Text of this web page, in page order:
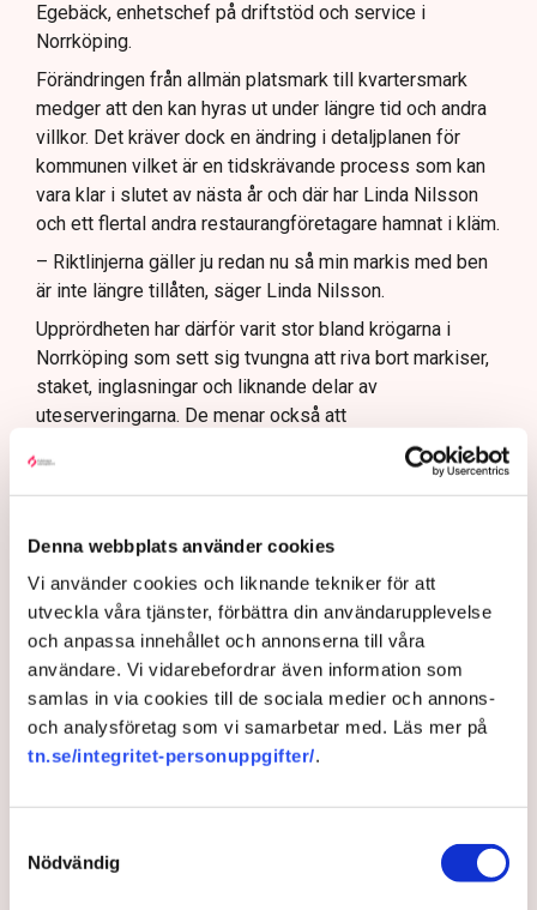
Denna webbplats använder cookies
Vi använder cookies och liknande tekniker för att
utveckla våra tjänster, förbättra din användarupplevelse
och anpassa innehållet och annonserna till våra
användare. Vi vidarebefordrar även information som
samlas in via cookies till de sociala medier och annons-
och analysföretag som vi samarbetar med. Läs mer på
tn.se/integritet-personuppgifter/.
Nödvändig
Egebäck, enhetschef på driftstöd och service i
Norrköping.
Förändringen från allmän platsmark till kvartersmark
medger att den kan hyras ut under längre tid och andra
villkor. Det kräver dock en ändring i detaljplanen för
kommunen vilket är en tidskrävande process som kan
vara klar i slutet av nästa år och där har Linda Nilsson
och ett flertal andra restaurangföretagare hamnat i kläm.
– Riktlinjerna gäller ju redan nu så min markis med ben
är inte längre tillåten, säger Linda Nilsson.
Upprördheten har därför varit stor bland krögarna i
Norrköping som sett sig tvungna att riva bort markiser,
staket, inglasningar och liknande delar av
uteserveringarna. De menar också att
kommunikationerna med kommunen varit knapphändig,
otydlig och i vissa fall arrogant. I en intervju i
Norrköpings Tidningar säger en företrädare för
fulspel”, att ”en liten klick maximalt stretchar
systemet.”
– Det är typiskt för hur en del tjänstemän i kommunen
ser på oss, säger Linda Nilsson och hänvisar till
Svenskt Näringslivs ranking av det lokala
företagsklimatet där Norrköping idag ligger i botten, på
plats 253 av landets 290 kommuner. (Se artikel nedan)
hade det inte varit något problem
Restaurang Linda Kula har nu ställt in hela
uteserveringsprojektet för i år. Serveringstillstånd finns